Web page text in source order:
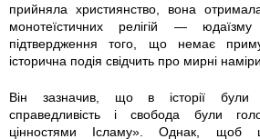
прийняла християнство, вона
монотеїстичних релігій —
підтвердження того, що немає
історична подія свідчить про мирні
Він зазначив, що в історії були
справедливість і свобода були
цінностями Ісламу». Однак, щоб